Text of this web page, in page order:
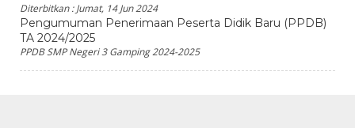
Diterbitkan :Jumat, 14 Jun 2024
Pengumuman Penerimaan Peserta Didik Baru (PPDB)
TA 2024/2025
PPDB SMP Negeri 3 Gamping 2024-2025